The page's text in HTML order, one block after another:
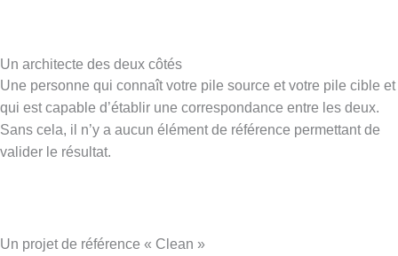
Un architecte des deux côtés
Une personne qui connaît votre pile source et votre pile cible et
qui est capable d’établir une correspondance entre les deux.
Sans cela, il n’y a aucun élément de référence permettant de
valider le résultat.
Un projet de référence « Clean »